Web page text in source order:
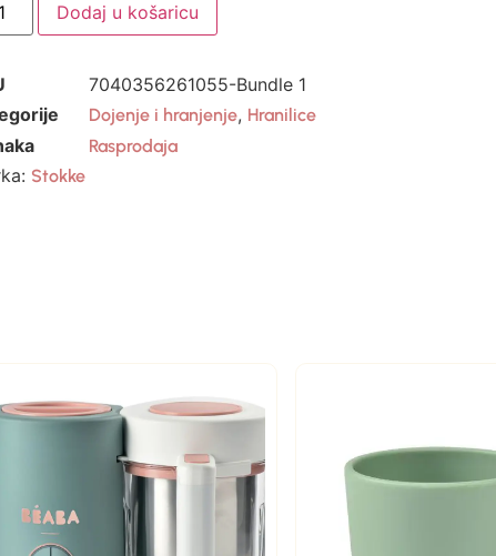
Dodaj u košaricu
7040356261055-Bundle 1
Dojenje i hranjenje, Hranilice
Rasprodaja
Stokke